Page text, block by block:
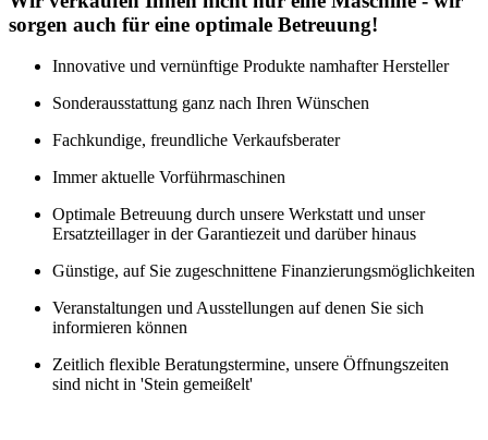
sorgen auch für eine optimale Betreuung!
Innovative und vernünftige Produkte namhafter Hersteller
Sonderausstattung ganz nach Ihren Wünschen
Fachkundige, freundliche Verkaufsberater
Immer aktuelle Vorführmaschinen
Optimale Betreuung durch unsere Werkstatt und unser
Ersatzteillager in der Garantiezeit und darüber hinaus
Günstige, auf Sie zugeschnittene Finanzierungsmöglichkeiten
Veranstaltungen und Ausstellungen auf denen Sie sich
informieren können
Zeitlich flexible Beratungstermine, unsere Öffnungszeiten
sind nicht in 'Stein gemeißelt'